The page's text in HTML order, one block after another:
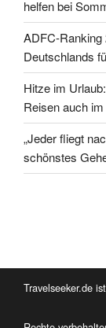
helfen bei
ADFC-Ranking
Deutschlands
Hitze im
Reisen auch
„Jeder fliegt
schönstes
Travelseeker.de